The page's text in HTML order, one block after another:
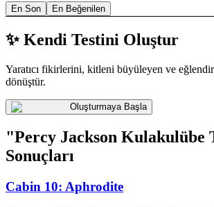
En Son En Beğenilen
✨ Kendi Testini Oluştur
Yaratıcı fikirlerini, kitleni büyüleyen ve
dönüştür.
Oluşturmaya Başla
"Percy Jackson Kulakulübe
Sonuçları
Cabin 10: Aphrodite